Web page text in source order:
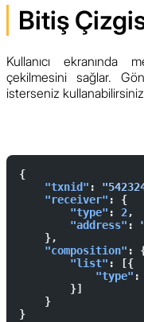
Bitiş
Kullanıcı
çekilmesini sağlar.
isterseniz
{
    "txnid"
:
    "receiver"
: {
        "type"
: 2,
        "address"
:
    },
    "composition"
:
        "list"
: [{
            "type"
:
        }]
    }
}